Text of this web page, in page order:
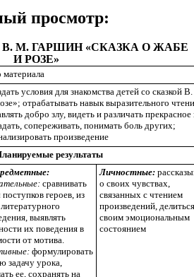
просмотр:
В. М. ГАРШИН «СКАЗКА О ЖАБЕ
И РОЗЕ»
материала
условия для знакомства детей со сказкой
отрабатывать навык выразительного
добро злу, видеть и различать прекрасное
сопереживать, понимать боль других;
произведение
результаты
сравнивать
героев, из
выявлять
их поведения в
от мотива.
формулировать
задачу урока,
ее, сохранять на
Личностные:
о своих чувствах,
связанных с чтением
произведений, делиться
своим эмоциональным
состоянием